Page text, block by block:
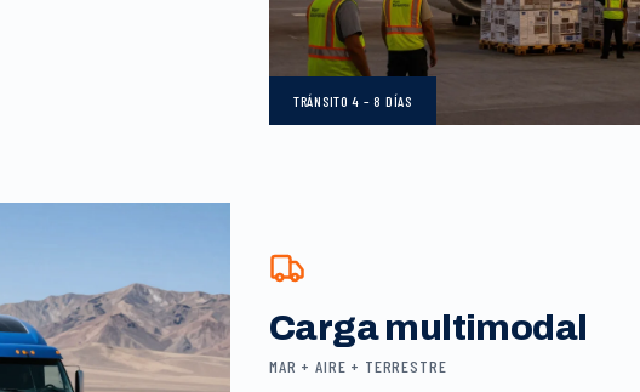
TRÁNSITO4 – 8 DÍAS
Carga multimodal
MAR + AIRE + TERRESTRE